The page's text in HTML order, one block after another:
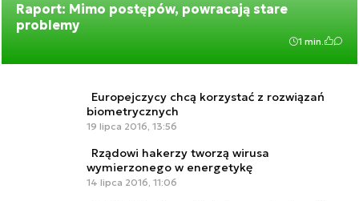
Raport: Mimo postępów, powracają stare
problemy
1 min.
Europejczycy chcą korzystać z rozwiązań
biometrycznych
19 lipca 2016, 13:56
Rządowi hakerzy tworzą wirusa
wymierzonego w energetykę
14 lipca 2016, 11:06